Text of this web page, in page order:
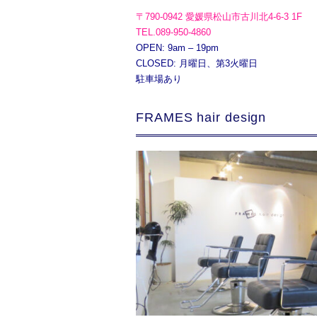
〒790-0942 愛媛県松山市古川北4-6-3 1F
TEL.089-950-4860
OPEN: 9am – 19pm
CLOSED: 月曜日、第3火曜日
駐車場あり
FRAMES hair design